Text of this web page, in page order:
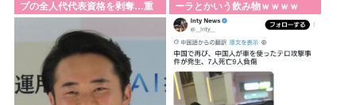
プの全人代代表資格を剥奪…重
大な規律違反で！
ーラとかいう飲み物ｗｗｗｗ